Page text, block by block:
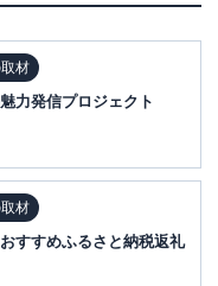
材
力発信プロジェクト
材
すすめふるさと納税返礼